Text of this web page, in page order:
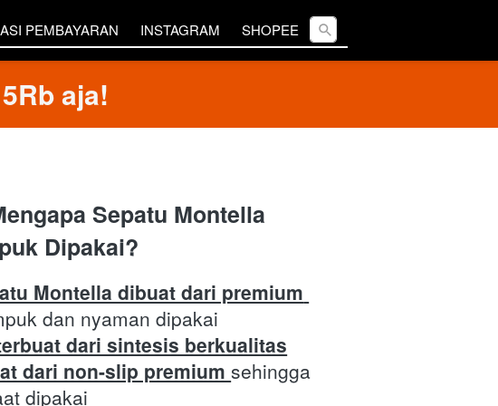
PEMBAYARAN INSTAGRAM SHOPEE
PEMBAYARAN INSTAGRAM SHOPEE
aja!
Sepatu Montella
Dipakai?
Montella dibuat dari premium
dan nyaman dipakai
dari sintesis berkualitas
dari non-slip premium sehingga
dipakai